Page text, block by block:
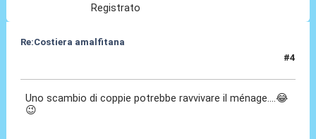
Registrato
Re:Costiera amalfitana
#4
Uno scambio di coppie potrebbe ravvivare il ménage....😂
😉